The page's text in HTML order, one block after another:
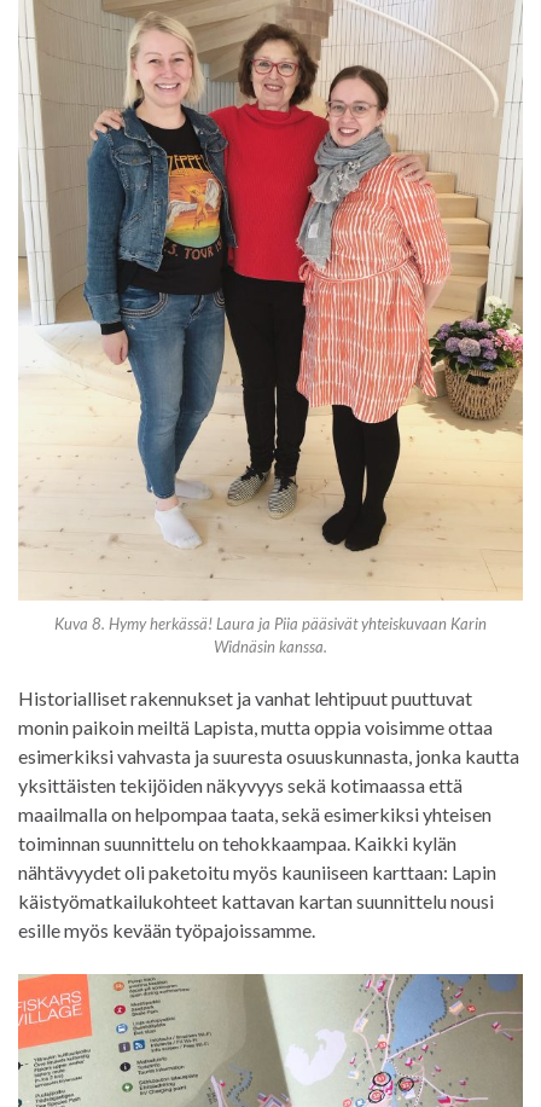
Kuva 8. Hymy herkässä! Laura ja Piia pääsivät yhteiskuvaan Karin
Widnäsin kanssa.
Historialliset rakennukset ja vanhat lehtipuut puuttuvat
monin paikoin meiltä Lapista, mutta oppia voisimme ottaa
esimerkiksi vahvasta ja suuresta osuuskunnasta, jonka kautta
yksittäisten tekijöiden näkyvyys sekä kotimaassa että
maailmalla on helpompaa taata, sekä esimerkiksi yhteisen
toiminnan suunnittelu on tehokkaampaa. Kaikki kylän
nähtävyydet oli paketoitu myös kauniiseen karttaan: Lapin
käistyömatkailukohteet kattavan kartan suunnittelu nousi
esille myös kevään työpajoissamme.